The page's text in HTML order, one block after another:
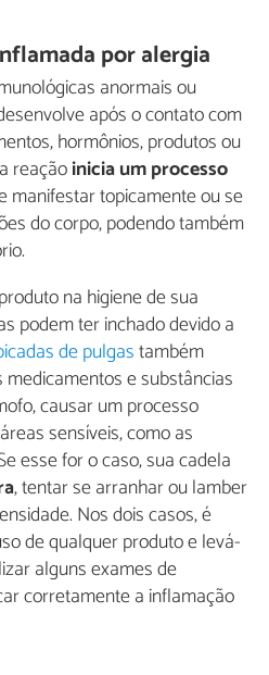
por alergia
anormais ou
após o contato com
hormônios, produtos ou
reaçãoinicia um processo
manifestar topicamente ou se
do corpo, podendo também
na higiene de sua
podem ter inchado devido a
de pulgastambém
e substâncias
causar um processo
sensíveis, como as
esse for o caso, sua cadela
, tentar se arranhar ou lamber
Nos dois casos, é
de qualquer produto e levá-
alguns exames de
corretamente a inflamação